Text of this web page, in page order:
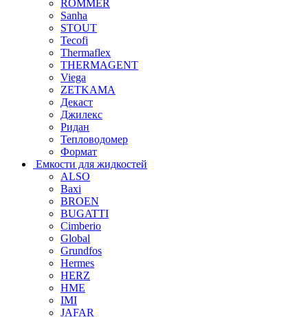
ROMMER
Sanha
STOUT
Tecofi
Thermaflex
THERMAGENT
Viega
ZETKAMA
Декаст
Джилекс
Ридан
Тепловодомер
Формат
Емкости для жидкостей
ALSO
Baxi
BROEN
BUGATTI
Cimberio
Global
Grundfos
Hermes
HERZ
HME
IMI
JAFAR